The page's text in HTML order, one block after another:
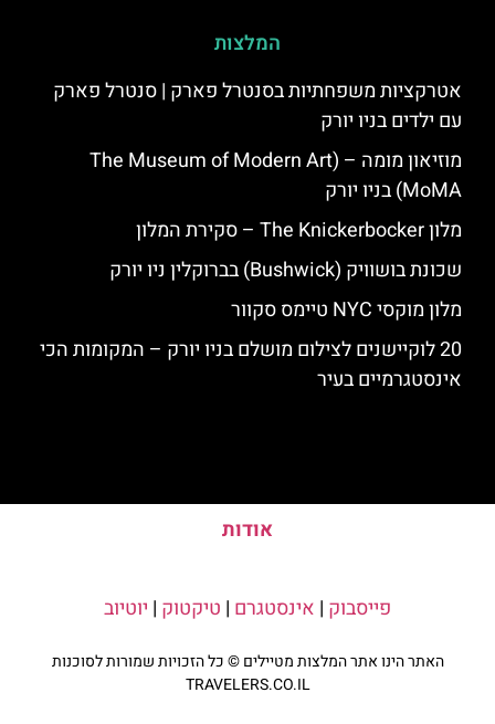
המלצות
אטרקציות משפחתיות בסנטרל פארק | סנטרל פארק
עם ילדים בניו יורק
מוזיאון מומה – (The Museum of Modern Art
MoMA) בניו יורק
מלון The Knickerbocker – סקירת המלון
שכונת בושוויק (Bushwick) בברוקלין ניו יורק
מלון מוקסי NYC טיימס סקוור
20 לוקיישנים לצילום מושלם בניו יורק – המקומות הכי
אינסטגרמיים בעיר
אודות
פייסבוק | אינסטגרם | טיקטוק | יוטיוב
האתר הינו אתר המלצות מטיילים © כל הזכויות שמורות לסוכנות
TRAVELERS.CO.IL